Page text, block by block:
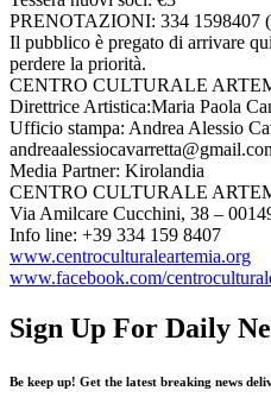
PRENOTAZIONI: 334 1598407
Il pubblico è pregato di arrivare
perdere la priorità.
CENTRO CULTURALE
Direttrice Artistica:Maria Paola
Ufficio stampa: Andrea Alessio
Media Partner: Kirolandia
CENTRO CULTURALE
Via Amilcare Cucchini, 38 –
Info line: +39 334 159 8407
www.centroculturaleartemia.org
www.facebook.com/
Sign Up For Daily
Be keep up! Get the latest breaking news